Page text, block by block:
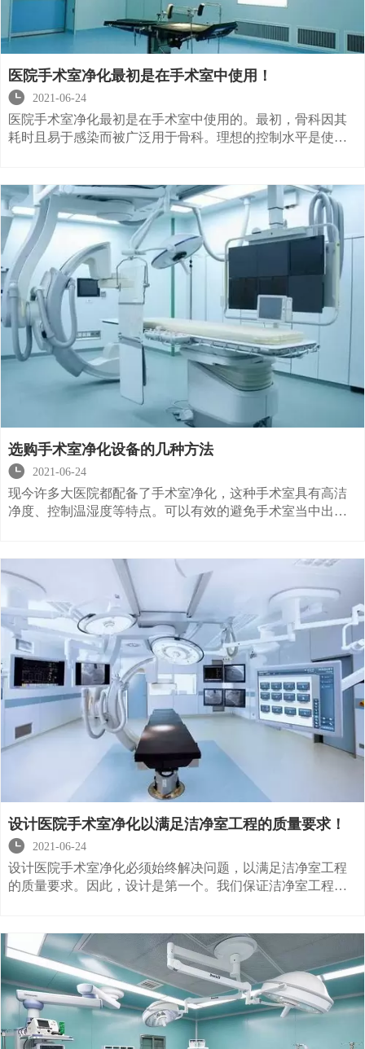
医院手术室净化最初是在手术室中使用！

2021-06-24
医院手术室净化最初是在手术室中使用的。最初，骨科因其
耗时且易于感染而被广泛用于骨科。理想的控制水平是使用
选购手术室净化设备的几种方法

2021-06-24
现今许多大医院都配备了手术室净化，这种手术室具有高洁
净度、控制温湿度等特点。可以有效的避免手术室当中出现
式，比较常见的是这三种，那么是哪三种呢？下面小编简单
的为大家介绍一下，希望对大家有所帮助。
设计医院手术室净化以满足洁净室工程的质量要求！

2021-06-24
设计医院手术室净化必须始终解决问题，以满足洁净室工程
的质量要求。因此，设计是第一个。我们保证洁净室工程的